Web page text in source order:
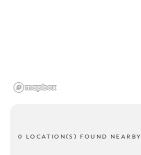
0 LOCATION(S) FOUND NEARBY